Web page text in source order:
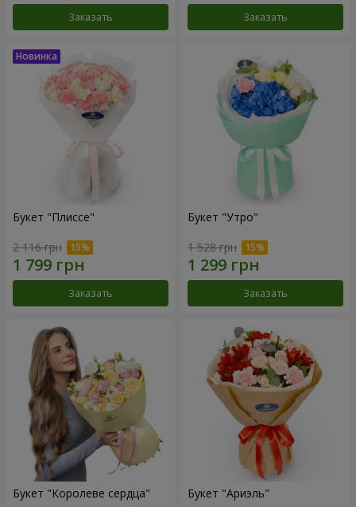
Заказать Заказать
Букет "Плиссе"
2 116 грн
Заказать
Букет "Утро"
1 528 грн
Заказать
Букет "Королеве сердца" Букет "Ариэль"